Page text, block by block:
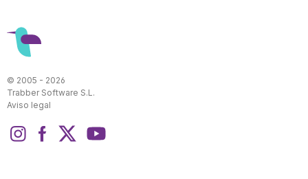
© 2005 - 2026
Trabber Software S.L.
Aviso legal